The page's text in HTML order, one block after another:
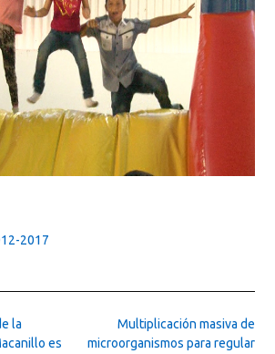
2017
Multiplicación masiva de
microorganismos para regular
la
es